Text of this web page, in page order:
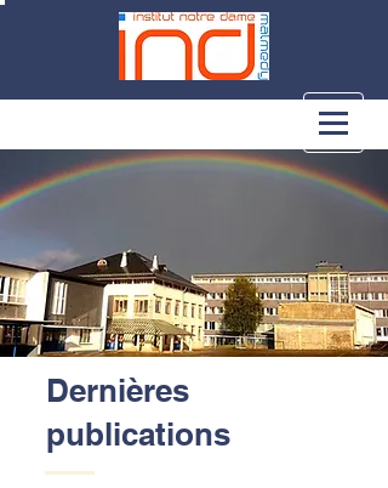
Dernières
publications